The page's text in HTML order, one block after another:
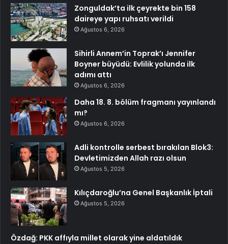
Zonguldak’ta ilk çeyrekte bin 158
daireye yapı ruhsatı verildi
Ağustos 6, 2026
Sihirli Annem’in Toprak’ı Jennifer
Boyner büyüdü: Evlilik yolunda ilk
adımı attı
Ağustos 6, 2026
Daha 18. 8. bölüm fragmanı yayınlandı
mı?
Ağustos 6, 2026
Adli kontrolle serbest bırakılan Blok3:
Devletimizden Allah razı olsun
Ağustos 5, 2026
Kılıçdaroğlu’na Genel Başkanlık İptali
Ağustos 5, 2026
Özdağ: PKK affıyla millet olarak yine aldatıldık